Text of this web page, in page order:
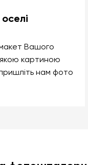
Вашого
якою картиною
нам фото